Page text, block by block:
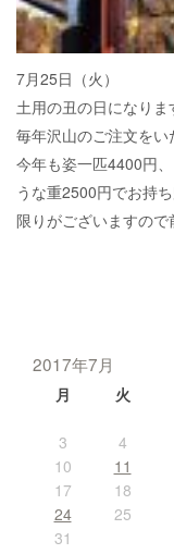
7月25日（火）
土用の丑の日になりま
毎年沢山のご注文をい
今年も姿一匹4400円、
うな重2500円でお持
限りがございますので
2017年7月
月 火
3
4
10
11
17
18
24
25
31